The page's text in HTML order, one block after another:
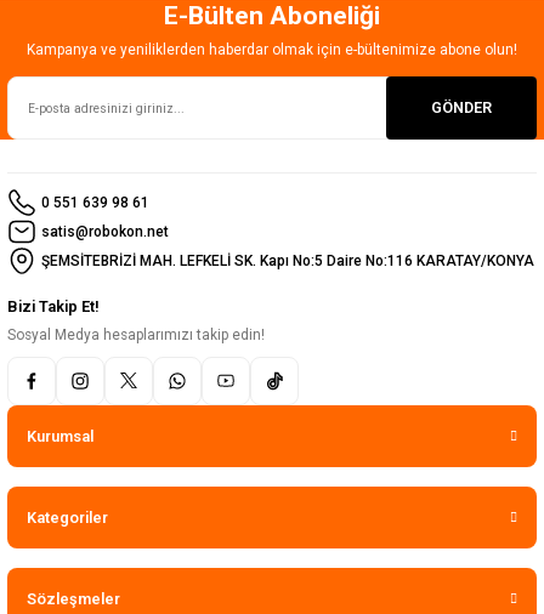
Gönder
E-Bülten Aboneliği
Kampanya ve yeniliklerden haberdar olmak için e-bültenimize abone olun!
GÖNDER
0 551 639 98 61
satis@robokon.net
ŞEMSİTEBRİZİ MAH. LEFKELİ SK. Kapı No:5 Daire No:116 KARATAY/KONYA
Bizi Takip Et!
Sosyal Medya hesaplarımızı takip edin!
Kurumsal
Kategoriler
Sözleşmeler